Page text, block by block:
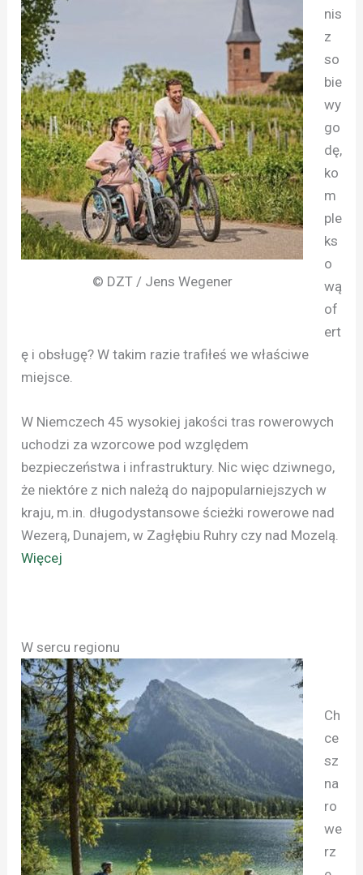
© DZT / Jens Wegener
nis
z
so
bie
wy
go
dę,
ko
m
ple
ks
o
wą
of
ert
ę i obsługę? W takim razie trafiłeś we właściwe
miejsce.
W Niemczech 45 wysokiej jakości tras rowerowych
uchodzi za wzorcowe pod względem
bezpieczeństwa i infrastruktury. Nic więc dziwnego,
że niektóre z nich należą do najpopularniejszych w
kraju, m.in. długodystansowe ścieżki rowerowe nad
Wezerą, Dunajem, w Zagłębiu Ruhry czy nad Mozelą.
Więcej
W sercu regionu
Ch
ce
sz
na
ro
we
rz